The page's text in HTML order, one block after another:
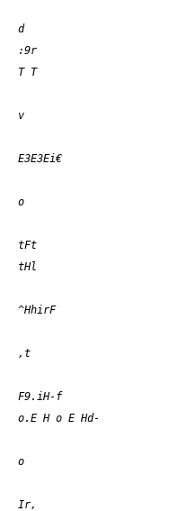
d
:9r
T T
v
E3E3Ei€
o
tFt
tHl
^HhirF
,t
F9.iH-f
o.E H o E Hd-
o
Ir,